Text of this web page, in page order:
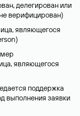
делегирован или
верифицирован)
являющегося
являющегося
поддержка
выполнения заявки